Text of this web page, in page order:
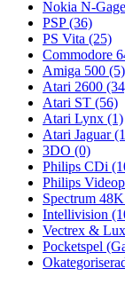
Nokia N-Gage
PSP(36)
PS Vita (25)
Commodore
Amiga 500 (5)
Atari 2600
Atari ST (56)
Atari Lynx (1)
Atari Jaguar
3DO (0)
Philips CDi
Philips
Spectrum 48K
Intellivision
Vectrex &
Pocketspel